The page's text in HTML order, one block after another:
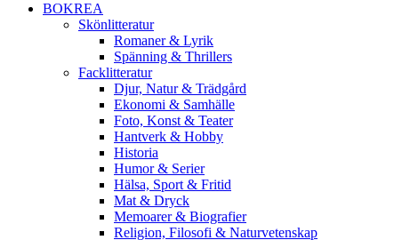
BOKREA
Skönlitteratur
Romaner & Lyrik
Spänning & Thrillers
Facklitteratur
Djur, Natur & Trädgård
Ekonomi & Samhälle
Foto, Konst & Teater
Hantverk & Hobby
Historia
Humor & Serier
Hälsa, Sport & Fritid
Mat & Dryck
Memoarer & Biografier
Religion, Filosofi & Naturvetenskap